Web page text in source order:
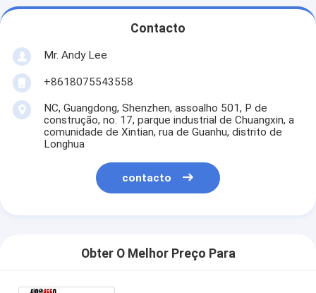
Contacto
Mr. Andy Lee
+8618075543558
NC, Guangdong, Shenzhen, assoalho 501, P de
construção, no. 17, parque industrial de Chuangxin, a
comunidade de Xintian, rua de Guanhu, distrito de
Longhua
contacto
Obter O Melhor Preço Para